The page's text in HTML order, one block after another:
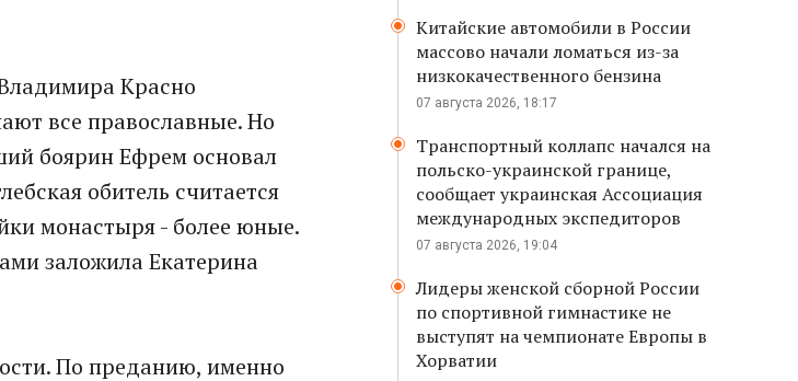
Красно
все православные. Но
боярин Ефрем основал
обитель считается
монастыря - более юные.
заложила Екатерина
По преданию, именно
Китайские автомобили в России
массово начали ломаться из-за
низкокачественного бензина
07 августа 2026, 18:17
Транспортный коллапс начался на
польско-украинской границе,
сообщает украинская Ассоциация
международных экспедиторов
07 августа 2026, 19:04
Лидеры женской сборной России
по спортивной гимнастике не
выступят на чемпионате Европы в
Хорватии